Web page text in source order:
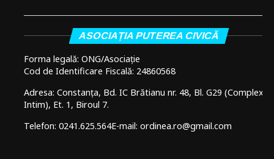
ASOCIAȚIA PUTEREA CIVICĂ
Forma legală: ONG/Asociație
Cod de Identificare Fiscală: 24860568
Adresa: Constanța, Bd. IC Brătianu nr. 48, Bl. G29 (Complex
Intim), Et. 1, Biroul 7.
Telefon: 0241.625.564E-mail: ordinea.ro@gmail.com